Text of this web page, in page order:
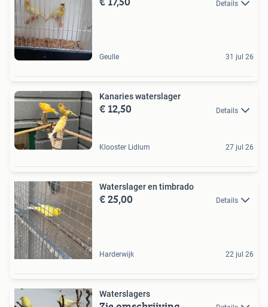
Details
Geulle 31 jul 26
Kanaries waterslager
€ 12,50 Details
Klooster Lidlum 27 jul 26
Waterslager en timbrado
€ 25,00 Details
Harderwijk 22 jul 26
Waterslagers